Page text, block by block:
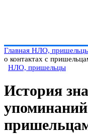
Главная НЛО,
о контактах с
НЛО, пришельцы
История